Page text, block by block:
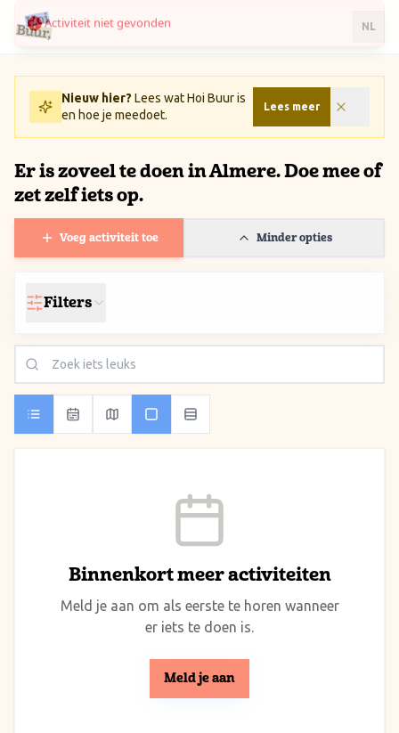
Ga naar inhoud / Skip to content
NL
Nieuw hier? Lees wat Hoi Buur is
en hoe je meedoet.
Lees meer
Er is zoveel te doen in Almere. Doe mee of
zet zelf iets op.
Voeg activiteit toe Minder opties
Filters
Binnenkort meer activiteiten
Meld je aan om als eerste te horen wanneer
er iets te doen is.
Meld je aan